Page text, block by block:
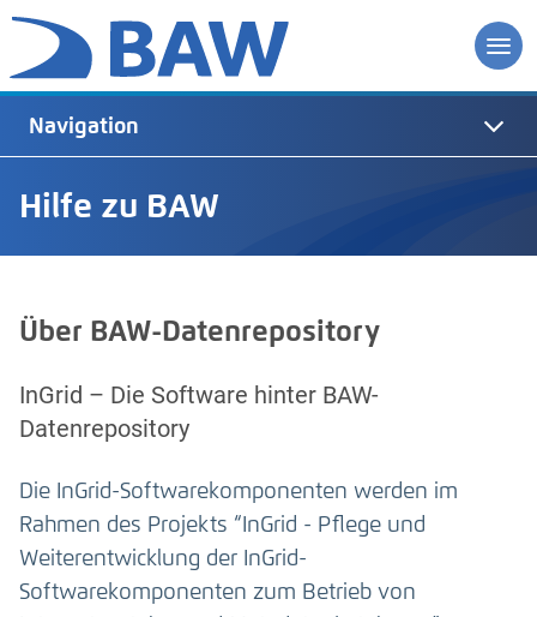
Hilfe zu BAW
Navigation
Über BAW-Datenrepository
InGrid – Die Software hinter BAW-
Datenrepository
Die InGrid-Softwarekomponenten werden im
Rahmen des Projekts “InGrid - Pflege und
Weiterentwicklung der InGrid-
Softwarekomponenten zum Betrieb von